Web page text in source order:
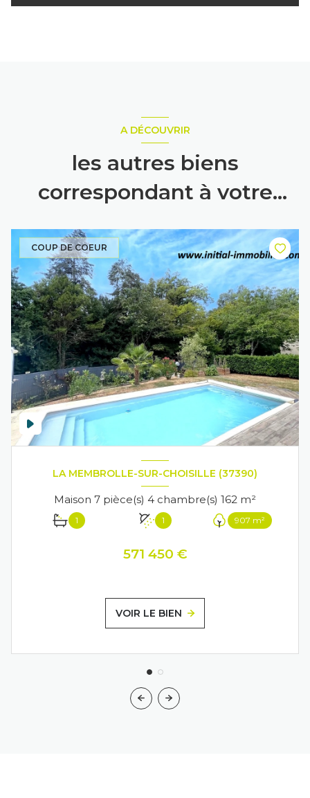
A DÉCOUVRIR
les autres biens
correspondant à votre
COUP DE COEUR
LA MEMBROLLE-SUR-CHOISILLE (37390)
Maison 7 pièce(s) 4 chambre(s) 162 m²
1 1 907 m²
571 450 €
VOIR LE BIEN